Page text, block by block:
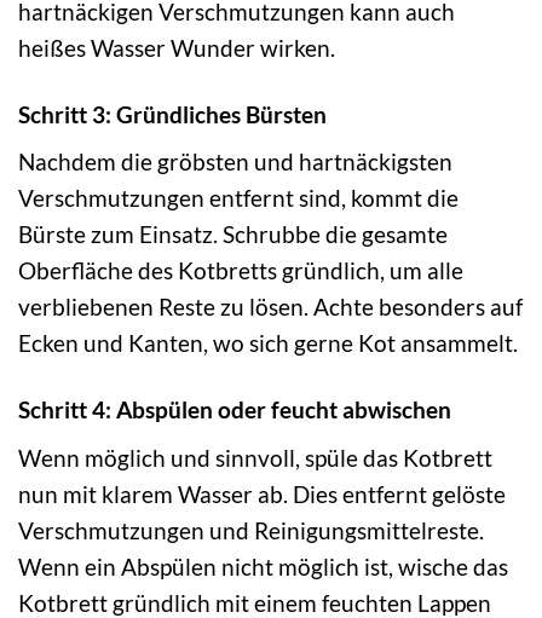
hartnäckigen Verschmutzungen kann auch
heißes Wasser Wunder wirken.
Schritt 3: Gründliches Bürsten
Nachdem die gröbsten und hartnäckigsten
Verschmutzungen entfernt sind, kommt die
Bürste zum Einsatz. Schrubbe die gesamte
Oberfläche des Kotbretts gründlich, um alle
verbliebenen Reste zu lösen. Achte besonders auf
Ecken und Kanten, wo sich gerne Kot ansammelt.
Schritt 4: Abspülen oder feucht abwischen
Wenn möglich und sinnvoll, spüle das Kotbrett
nun mit klarem Wasser ab. Dies entfernt gelöste
Verschmutzungen und Reinigungsmittelreste.
Wenn ein Abspülen nicht möglich ist, wische das
Kotbrett gründlich mit einem feuchten Lappen